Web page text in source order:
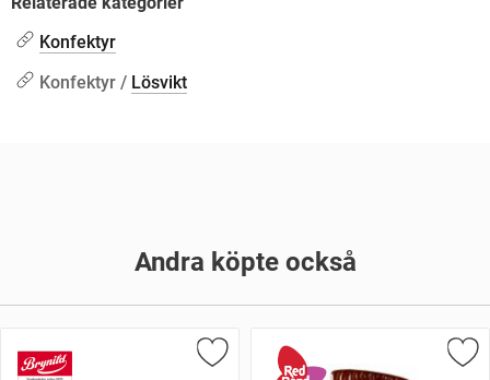
Konfektyr
Konfektyr / Lösvikt
Andra köpte också